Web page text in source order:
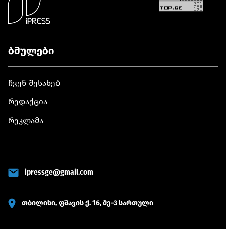
ბმულები
ჩვენ შესახებ
რედაქცია
რეკლამა
ipressge@gmail.com
თბილისი, ფშავის ქ. 16, მე-3 სართული